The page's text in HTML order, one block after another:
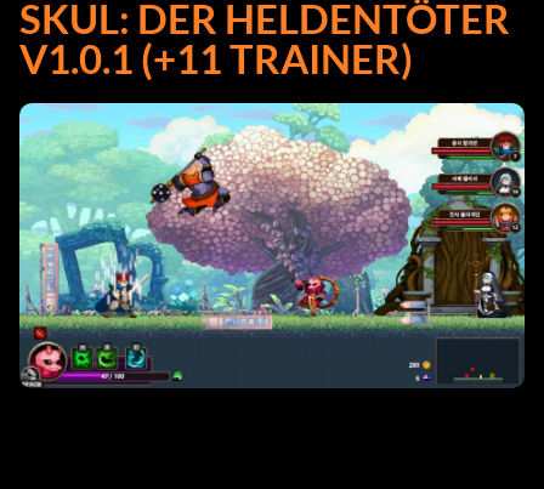
SKUL: DER HELDENTÖTER
V1.0.1 (+11 TRAINER)